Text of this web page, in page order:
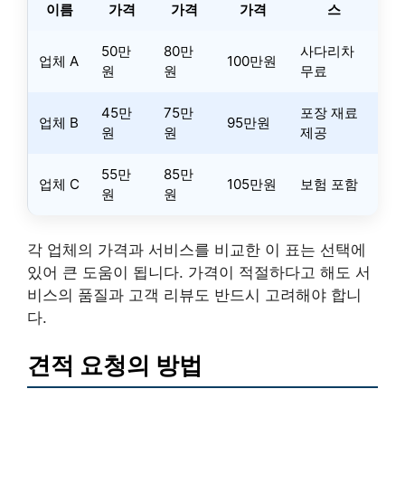
이름
가격
가격
가격
스
업체 A
50만
원
80만
원
100만원
사다리차
무료
업체 B
45만
원
75만
원
95만원
포장 재료
제공
업체 C
55만
원
85만
원
105만원 보험 포함
각 업체의 가격과 서비스를 비교한 이 표는 선택에
있어 큰 도움이 됩니다. 가격이 적절하다고 해도 서
비스의 품질과 고객 리뷰도 반드시 고려해야 합니
다.
견적 요청의 방법